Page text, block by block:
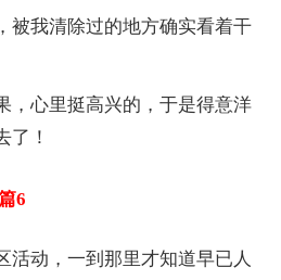
我清除过的地方确实看着干
心里挺高兴的，于是得意洋
了！
6
动，一到那里才知道早已人